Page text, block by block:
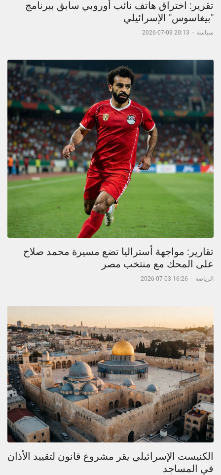
تقرير: اختراق هاتف نائب أوروبي سابق ببرنامج
"بيغاسوس" الإسرائيلي
سياسة -
20:13 03-07-2026
تقارير: مواجهة أستراليا تضع مسيرة محمد صلاح
على المحك مع منتخب مصر
الرياضة -
16:26 03-07-2026
الكنيست الإسرائيلي يقر مشروع قانون لتقييد الأذان
في المساجد